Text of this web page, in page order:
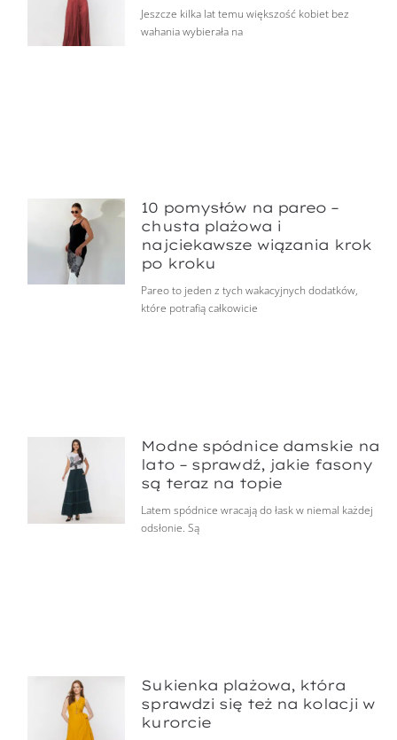
Jeszcze kilka lat temu większość kobiet bez
wahania wybierała na
10 pomysłów na pareo –
chusta plażowa i
najciekawsze wiązania krok
po kroku
Pareo to jeden z tych wakacyjnych dodatków,
które potrafią całkowicie
Modne spódnice damskie na
lato – sprawdź, jakie fasony
są teraz na topie
Latem spódnice wracają do łask w niemal każdej
odsłonie. Są
Sukienka plażowa, która
sprawdzi się też na kolacji w
kurorcie